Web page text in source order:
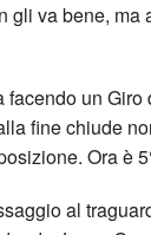
gli va bene,
facendo un
fine chiude
Ora è
al